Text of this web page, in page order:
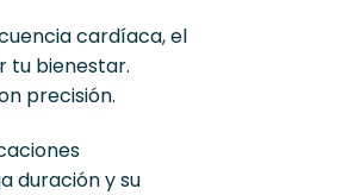
cardíaca, el
tu bienestar.
precisión.
duración y su